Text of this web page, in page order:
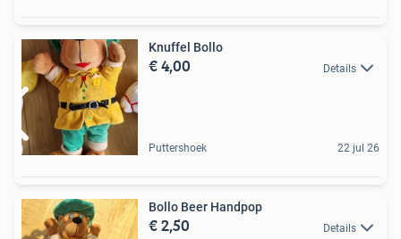
Knuffel Bollo
€ 4,00 Details
Puttershoek 22 jul 26
Bollo Beer Handpop
€ 2,50 Details